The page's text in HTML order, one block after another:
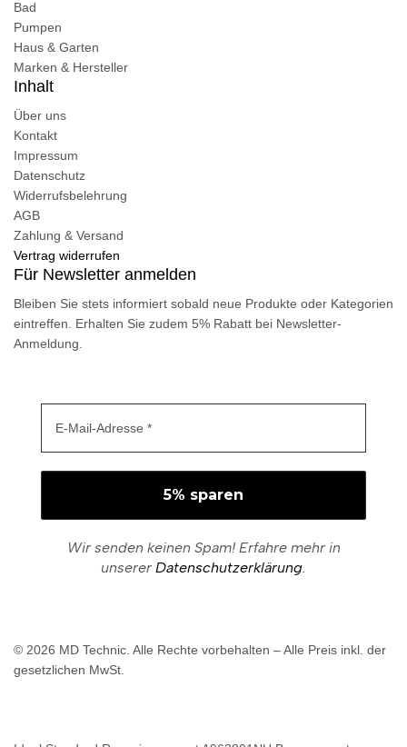
Bad
Pumpen
Haus & Garten
Marken & Hersteller
Inhalt
Über uns
Kontakt
Impressum
Datenschutz
Widerrufsbelehrung
AGB
Zahlung & Versand
Vertrag widerrufen
Für Newsletter anmelden
Bleiben Sie stets informiert sobald neue Produkte oder Kategorien
eintreffen. Erhalten Sie zudem 5% Rabatt bei Newsletter-
Anmeldung.
Wir senden keinen Spam! Erfahre mehr in
unserer Datenschutzerklärung
© 2026 MD Technic. Alle Rechte vorbehalten – Alle Preis inkl. der
gesetzlichen MwSt.